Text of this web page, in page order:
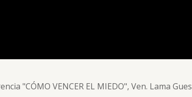
"CÓMO VENCER EL MIEDO", Ven. Lama